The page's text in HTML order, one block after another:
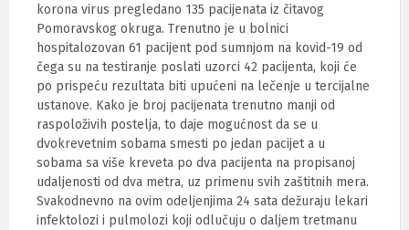
korona virus pregledano 135 pacijenata iz čitavog
Pomoravskog okruga. Trenutno je u bolnici
hospitalozovan 61 pacijent pod sumnjom na kovid-19 od
čega su na testiranje poslati uzorci 42 pacijenta, koji će
po prispeću rezultata biti upućeni na lečenje u tercijalne
ustanove. Kako je broj pacijenata trenutno manji od
raspoloživih postelja, to daje mogućnost da se u
dvokrevetnim sobama smesti po jedan pacijet a u
sobama sa više kreveta po dva pacijenta na propisanoj
udaljenosti od dva metra, uz primenu svih zaštitnih mera.
Svakodnevno na ovim odeljenjima 24 sata dežuraju lekari
infektolozi i pulmolozi koji odlučuju o daljem tretmanu